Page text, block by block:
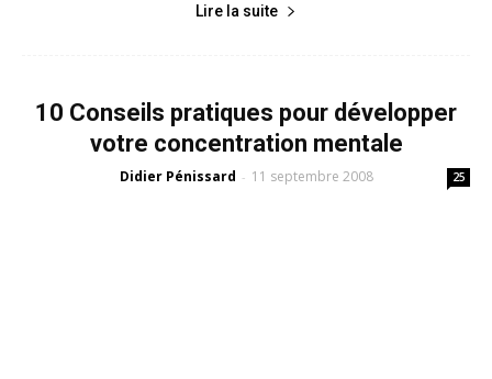
Lire la suite
10 Conseils pratiques pour développer
votre concentration mentale
Didier Pénissard - 11 septembre 2008 25